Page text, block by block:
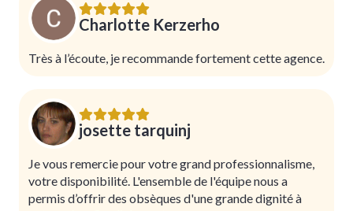
Charlotte Kerzerho
Très à l’écoute, je recommande fortement cette agence.
josette tarquinj
Je vous remercie pour votre grand professionnalisme,
votre disponibilité. L'ensemble de l'équipe nous a
permis d’offrir des obsèques d'une grande dignité à